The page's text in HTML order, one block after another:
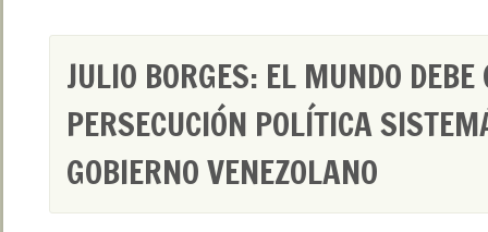
JULIO BORGES: EL MUNDO DEBE
PERSECUCIÓN POLÍTICA
GOBIERNO VENEZOLANO